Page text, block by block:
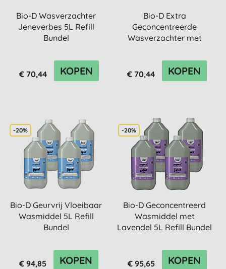
Bio-D Wasverzachter
Jeneverbes 5L Refill
Bundel
€ 70,44 KOPEN
Bio-D Extra
Geconcentreerde
Wasverzachter met
€ 70,44 KOPEN
-20%
Bio-D Geurvrij Vloeibaar
Wasmiddel 5L Refill
Bundel
€ 94,85 KOPEN
-20%
Bio-D Geconcentreerd
Wasmiddel met
Lavendel 5L Refill Bundel
€ 95,65 KOPEN